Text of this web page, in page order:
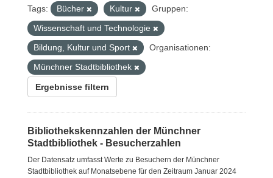
Tags: Bücher Kultur
Gruppen:
Wissenschaft und Technologie
Bildung, Kultur und Sport
Organisationen:
Münchner Stadtbibliothek
Ergebnisse filtern
Bibliothekskennzahlen der Münchner
Stadtbibliothek - Besucherzahlen
Der Datensatz umfasst Werte zu Besuchern der Münchner
Stadtbibliothek auf Monatsebene für den Zeitraum Januar 2024